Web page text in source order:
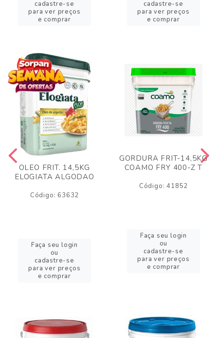
cadastre-se
para ver preços
e comprar
cadastre-se
para ver preços
e comprar
OLEO FRIT. 14,5KG
ELOGIATA ALGODAO
Código: 63632
Faça seu login
ou
cadastre-se
para ver preços
e comprar
GORDURA FRIT-14,5KG
COAMO FRY 400-Z T
Código: 41852
Faça seu login
ou
cadastre-se
para ver preços
e comprar